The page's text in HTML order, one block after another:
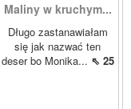
Maliny w kruchym...
Długo zastanawiałam
się jak nazwać ten
deser bo Monika... ⇖ 25